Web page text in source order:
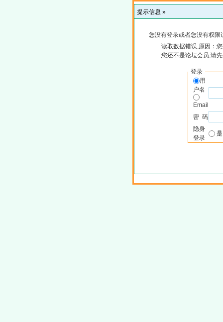
提示信息 »
您没有登录或者您没有权
读取数据错误,原因：
您还不是论坛会员,请
登录
用
户名
Email
密 码
隐身
登录